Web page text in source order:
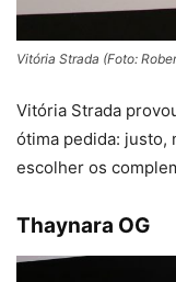
Vitória Strada (Foto:
Vitória Strada
ótima pedida: justo,
escolher os
Thaynara OG